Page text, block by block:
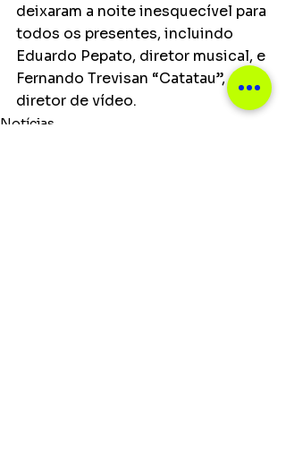
deixaram a noite inesquecível para
todos os presentes, incluindo
Eduardo Pepato, diretor musical, e
Fernando Trevisan “Catatau”,
diretor de vídeo.
Notícias